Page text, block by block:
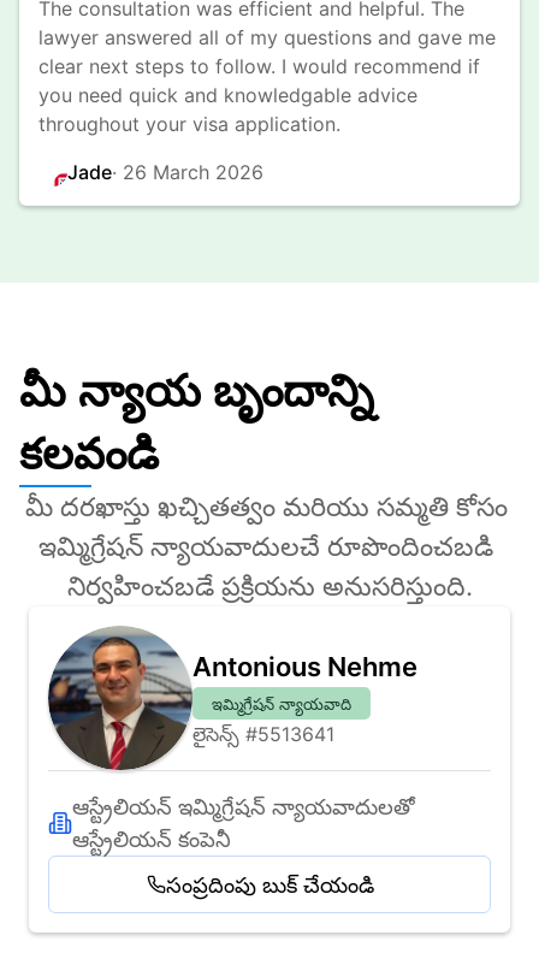
The consultation was efficient and helpful. The
lawyer answered all of my questions and gave me
clear next steps to follow. I would recommend if
you need quick and knowledgable advice
throughout your visa application.
Jade· 26 March 2026
మీ న్యాయ బృందాన్ని
కలవండి
మీ దరఖాస్తు ఖచ్చితత్వం మరియు సమ్మతి కోసం
ఇమ్మిగ్రేషన్ న్యాయవాదులచే రూపొందించబడి
నిర్వహించబడే ప్రక్రియను అనుసరిస్తుంది.
Antonious Nehme
ఇమ్మిగ్రేషన్ న్యాయవాది
లైసెన్స్ #5513641
ఆస్ట్రేలియన్ ఇమ్మిగ్రేషన్ న్యాయవాదులతో
ఆస్ట్రేలియన్ కంపెనీ
సంప్రదింపు బుక్ చేయండి